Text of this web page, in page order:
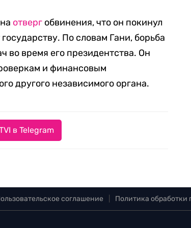
отверг обвинения, что он покинул
По словам Гани, борьба
во время его президентства. Он
и финансовым
другого независимого органа.
в Telegram
соглашение Политика